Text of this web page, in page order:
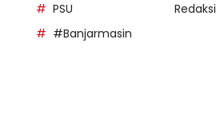
PSU
#Banjarmasin
Redaksi